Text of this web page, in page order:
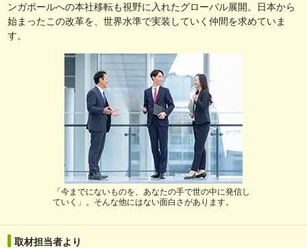
ンガポールへの本社移転も視野に入れたグローバル展開。日本から
始まったこの改革を、世界水準で実装していく仲間を求めていま
す。
「今までにないものを、あなたの手で世の中に発信し
ていく」。そんな他にはない面白さがあります。
取材担当者より